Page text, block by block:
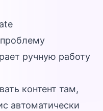
ручную работу
контент там,
автоматически